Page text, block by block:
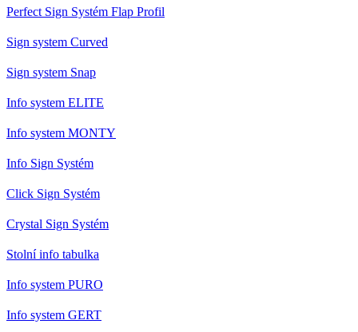
Perfect Sign Systém Flap Profil
Sign system Curved
Sign system Snap
Info system ELITE
Info system MONTY
Info Sign Systém
Click Sign Systém
Crystal Sign Systém
Stolní info tabulka
Info system PURO
Info system GERT